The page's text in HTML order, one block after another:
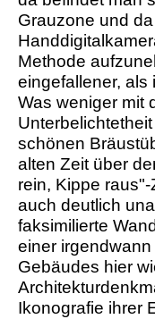
Grauzone und
Methode
eingefallener, als
Was weniger mit
schönen
alten Zeit über
rein, Kippe
auch deutlich
faksimilierte
einer
Gebäudes hier
Ikonografie ihrer